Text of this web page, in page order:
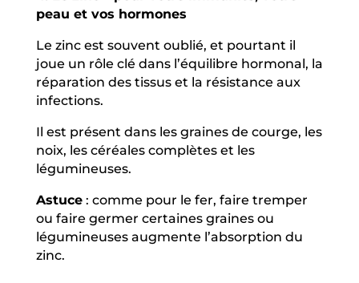
peau et vos hormones
Le zinc est souvent oublié, et pourtant il
joue un rôle clé dans l’équilibre hormonal, la
réparation des tissus et la résistance aux
infections.
Il est présent dans les graines de courge, les
noix, les céréales complètes et les
légumineuses.
Astuce: comme pour le fer, faire tremper
ou faire germer certaines graines ou
légumineuses augmente l’absorption du
zinc.